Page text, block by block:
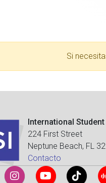
Si
International
224 First Street
Neptune Beach, FL
Contacto